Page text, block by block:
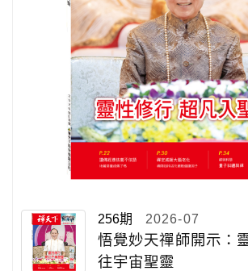
256期 2026-07
悟覺妙天禪師開示：
往宇宙聖靈